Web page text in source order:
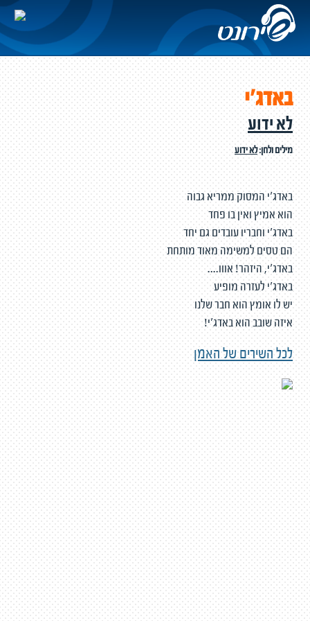
באדג'י
לא ידוע
מילים ולחן:לא ידוע
באדג'י המסוק ממריא גבוה
הוא אמיץ ואין בו פחד
באדג'י וחבריו עובדים גם יחד
הם טסים למשימה מאוד מותחת
באדג'י, היזהר! אווו....
באדג'י לעזרה מופיע
יש לו אומץ הוא חבר שלנו
איזה שובב הוא באדג'י!
לכל השירים של האמן